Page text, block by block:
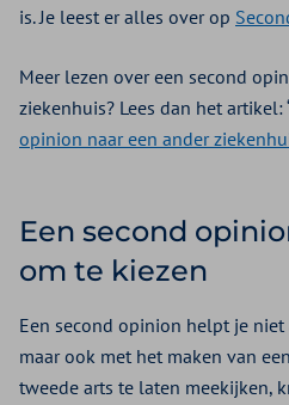
is. Je leest er alles over op
Meer lezen over een second
ziekenhuis? Lees dan het artikel: ‘
opinion naar een ander
Een second
om te kiezen
Een second opinion helpt je
maar ook met het maken van
tweede arts te laten meekijken,